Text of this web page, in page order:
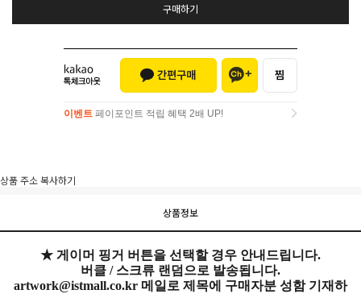
구매하기
이벤트 페이포인트 적립 혜택 2배 UP!
상품 주소 복사하기
상품정보
★ 게이머 핑거 버튼을 선택할 경우 안내드립니다.
버클 / 스크류 랜덤으로 발송됩니다.
artwork@istmall.co.kr 메일로 제목에 구매자분 성함 기재하